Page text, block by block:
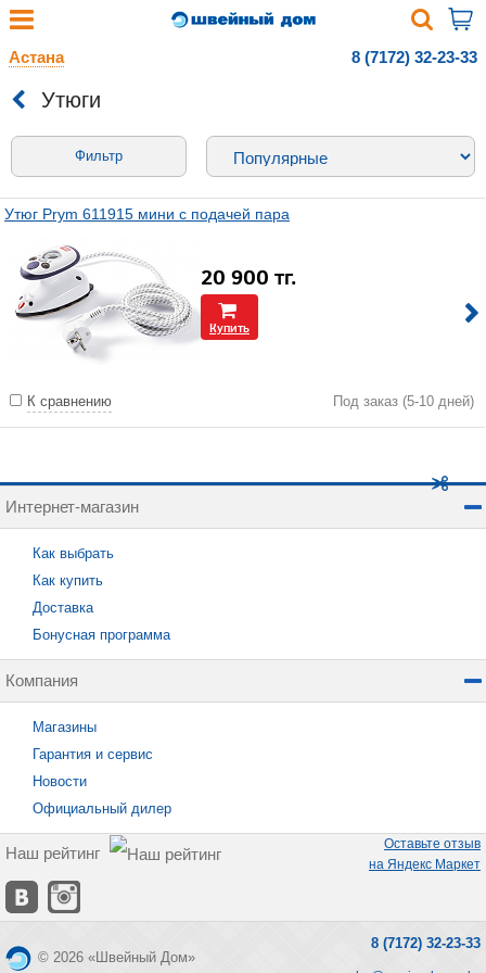
Астана 8 (7172) 32-23-33
Утюги
Фильтр
Утюг Prym 611915 мини с подачей пара
20 900 тг.
Купить
К сравнению Под заказ (5-10 дней)
Интернет-магазин
Как выбрать
Как купить
Доставка
Бонусная программа
Компания
Магазины
Гарантия и сервис
Новости
Официальный дилер
Наш рейтинг
Оставьте отзыв
на Яндекс Маркет
© 2026 «Швейный Дом»
8 (7172) 32-23-33